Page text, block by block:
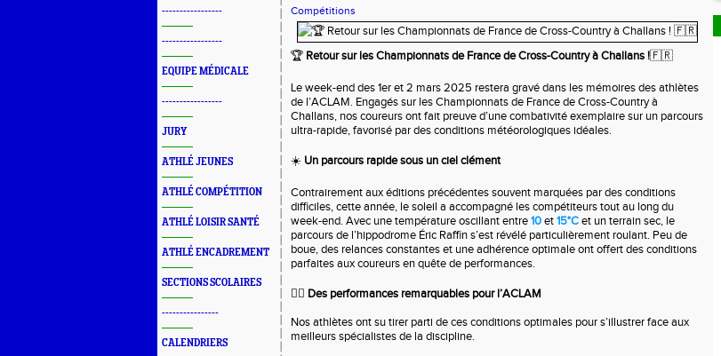
-----------------
-----------------
EQUIPE MÉDICALE
-----------------
JURY
ATHLÉ JEUNES
ATHLÉ COMPÉTITION
ATHLÉ LOISIR SANTÉ
ATHLÉ ENCADREMENT
SECTIONS SCOLAIRES
----------------
CALENDRIERS
Compétitions
🏆 Retour sur les Championnats de France de Cross-Country à Challans !🇫🇷
Le week-end des 1er et 2 mars 2025 restera gravé dans les mémoires des athlètes
de l’ACLAM. Engagés sur les Championnats de France de Cross-Country à
Challans, nos coureurs ont fait preuve d’une combativité exemplaire sur un parcours
ultra-rapide, favorisé par des conditions météorologiques idéales.
☀️ Un parcours rapide sous un ciel clément
Contrairement aux éditions précédentes souvent marquées par des conditions
difficiles, cette année, le soleil a accompagné les compétiteurs tout au long du
week-end. Avec une température oscillant entre10et15°Cet un terrain sec, le
parcours de l’hippodrome Éric Raffin s’est révélé particulièrement roulant. Peu de
boue, des relances constantes et une adhérence optimale ont offert des conditions
parfaites aux coureurs en quête de performances.
🏃‍♂️ Des performances remarquables pour l’ACLAM
Nos athlètes ont su tirer parti de ces conditions optimales pour s’illustrer face aux
meilleurs spécialistes de la discipline.